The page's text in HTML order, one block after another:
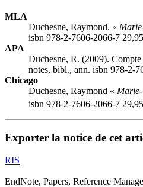
MLA
Duchesne, Raymond. «
isbn 978-2-7606-2066-7
APA
Duchesne, R. (2009).
notes, bibl., ann. isbn 978-2-
Chicago
Duchesne, Raymond «
isbn 978-2-7606-2066-7
Exporter la notice de cet
RIS
EndNote, Papers, Reference